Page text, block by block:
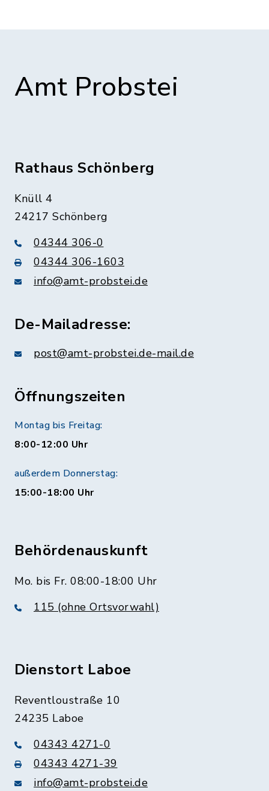
Amt Probstei
Rathaus Schönberg
Knüll 4
24217 Schönberg
04344 306-0
04344 306-1603
info@amt-probstei.de
De-Mailadresse:
post@amt-probstei.de-mail.de
Öffnungszeiten
Montag bis Freitag:
8:00-12:00 Uhr
außerdem Donnerstag:
15:00-18:00 Uhr
Behördenauskunft
Mo. bis Fr. 08:00-18:00 Uhr
115 (ohne Ortsvorwahl)
Dienstort Laboe
Reventloustraße 10
24235 Laboe
04343 4271-0
04343 4271-39
info@amt-probstei.de